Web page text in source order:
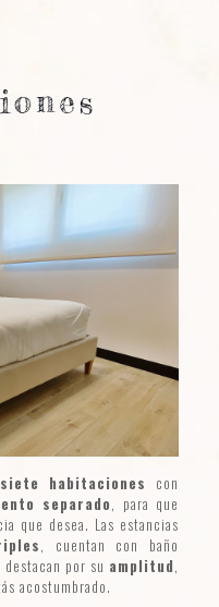
siete habitaciones con
separado, para que
que desea. Las estancias
, cuentan con baño
por su amplitud,
acostumbrado.